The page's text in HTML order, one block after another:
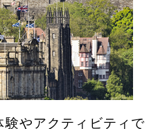
やアクティビティで